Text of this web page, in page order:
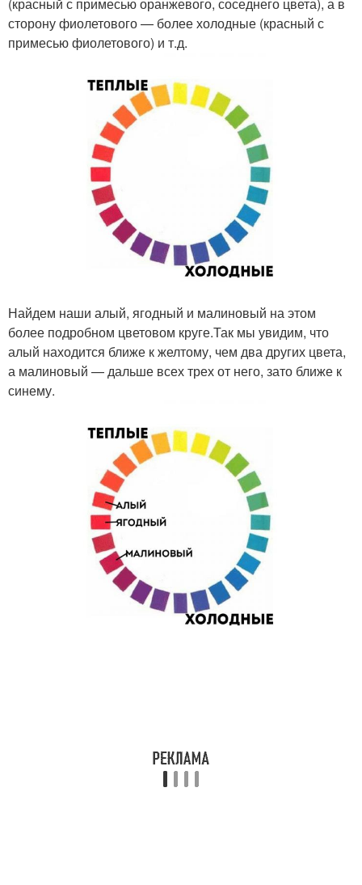
сторону фиолетового — более холодные (красный с
примесью фиолетового) и т.д.
Найдем наши алый, ягодный и малиновый на этом
более подробном цветовом круге.Так мы увидим, что
алый находится ближе к желтому, чем два других цвета,
а малиновый — дальше всех трех от него, зато ближе к
синему.